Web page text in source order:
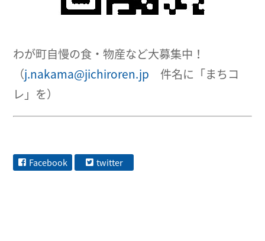
わが町自慢の食・物産など大募集中！
（j.nakama@jichiroren.jp 件名に「まちコ
レ」を）
Facebook twitter